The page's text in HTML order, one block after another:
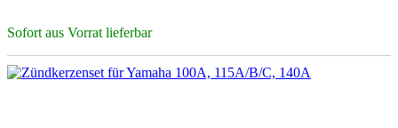
Sofort aus Vorrat lieferbar